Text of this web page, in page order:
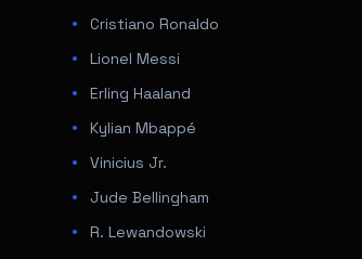
Cristiano Ronaldo
Lionel Messi
Erling Haaland
Kylian Mbappé
Vinicius Jr.
Jude Bellingham
R. Lewandowski